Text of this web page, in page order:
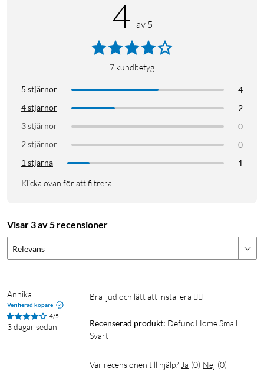
Spela från en eller flera högtalare
Spotify Connect och Tidal Connect
Anpassningsbart utseende
Ljud som matchar din stil
Från kraftfulla beats och pratiga poddar till känslig stråkmusik
Svensk ljudteknik
HOME kombinerar inre och yttre skönhet. Högtalarelementet
fritt i rummet utan att ljudupplevelsen påverkas.
Inred med ljud
HOME sin plats. Välj en eller flera högtalare per rum – små
4 av 5
7 kundbetyg
5 stjärnor
4
4 stjärnor
2
3 stjärnor
0
2 stjärnor
0
1 stjärna
1
Klicka ovan för att filtrera
Visar 3 av 5 recensioner
Relevans
Annika
Verifierad köpare
4/5
3 dagar sedan
Bra ljud och lätt att installera 👍🏼
Recenserad produkt: Defunc Home Small
Svart
Var recensionen till hjälp? Ja (0) Nej (0)